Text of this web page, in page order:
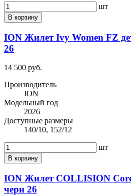
шт
В корзину
ION Жилет Ivy Women FZ
26
14 500 руб.
Производитель
ION
Модельный год
2026
Доступные размеры
140/10, 152/12
шт
В корзину
ION Жилет COLLISION
черн 26